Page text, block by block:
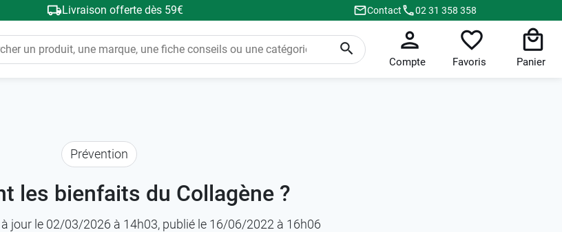
Livraison offerte dès 59€ Contact 02 31 358 358
Compte Favoris Panier
Prévention
les bienfaits du Collagène ?
à jour le 02/03/2026 à 14h03, publié le 16/06/2022 à 16h06